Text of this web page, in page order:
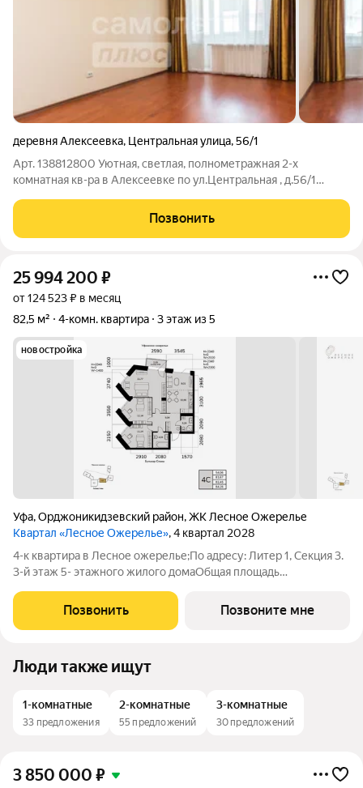
деревня Алексеевка, Центральная улица,56/1
Арт. 138812800 Уютная, светлая, полнометражная 2-х
комнатная кв-ра в Алексеевке по ул.Центральная , д.56/1
дружной семьёй ! Всё - в шаговой доступности ! aдpес:
с.Алексеевка, ул. Центральная д.56/1,
Позвонить
25 994 200 ₽
от 124 523 ₽ в месяц
82,5 м²
4-комн. квартира 3 этаж из 5
новостройка
Уфа,Орджоникидзевский район,ЖК Лесное Ожерелье
Квартал «Лесное Ожерелье», 4 квартал 2028
4-к квартира в Лесное ожерелье;По адресу: Литер 1, Секция 3.
3-й этаж 5- этажного жилого домаОбщая площадь
Трест".Срок окончания строительства: 4 квартал 2028
года.Квартира с свободной планировкой,
Позвонить Позвоните мне
Люди также ищут
1-комнатные
33 предложения
2-комнатные
55 предложений
3-комнатные
30 предложений
3 850 000 ₽